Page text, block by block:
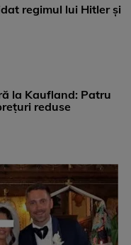
regimul lui Hitler și
la Kaufland: Patru
reduse